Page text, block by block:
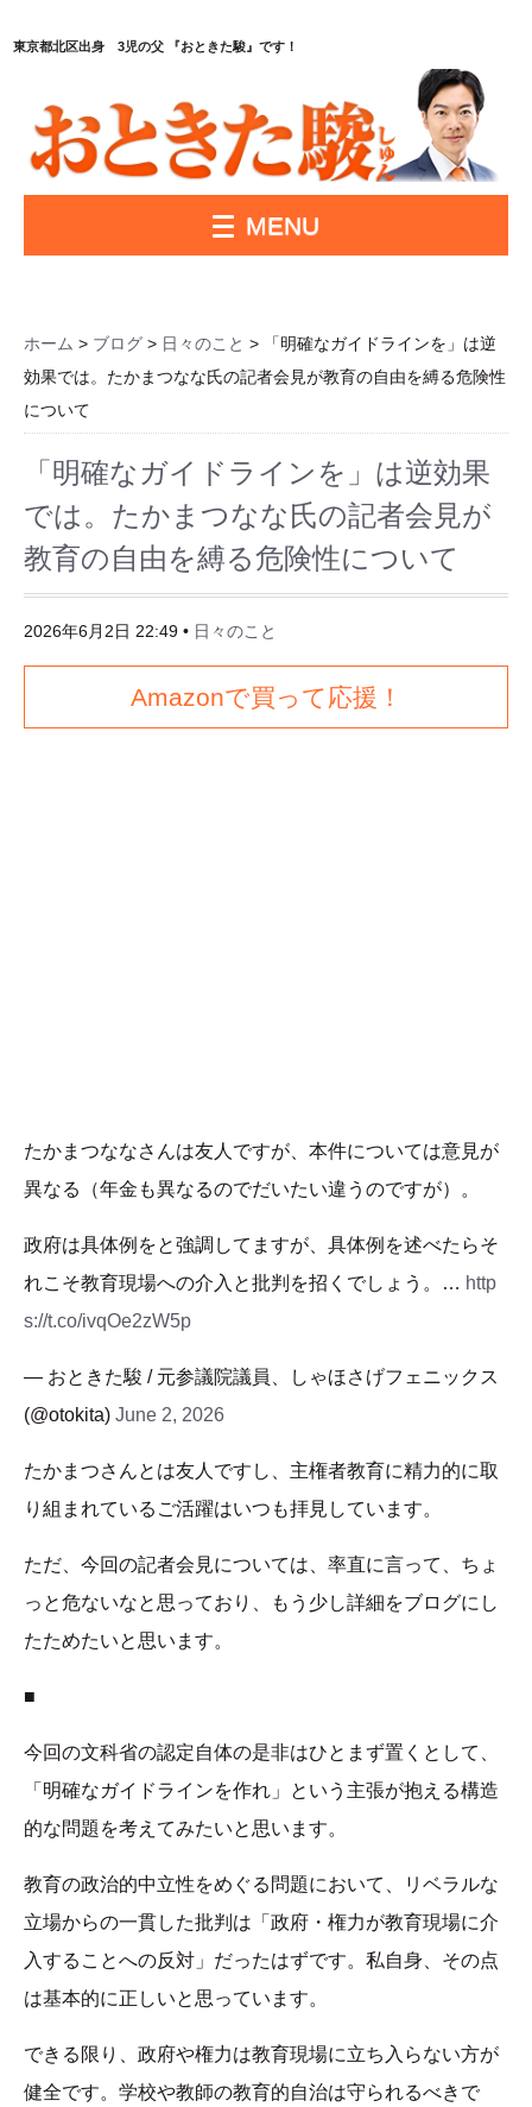
東京都北区出身 3児の父 『おときた駿』です！
MENU
ホーム > ブログ > 日々のこと > 「明確なガイドラインを」は逆
効果では。たかまつなな氏の記者会見が教育の自由を縛る危険性
について
「明確なガイドラインを」は逆効果
では。たかまつなな氏の記者会見が
教育の自由を縛る危険性について
2026年6月2日 22:49 • 日々のこと
Amazonで買って応援！
たかまつななさんは友人ですが、本件については意見が
異なる（年金も異なるのでだいたい違うのですが）。
政府は具体例をと強調してますが、具体例を述べたらそ
れこそ教育現場への介入と批判を招くでしょう。… http
s://t.co/ivqOe2zW5p
— おときた駿 / 元参議院議員、しゃほさげフェニックス
(@otokita) June 2, 2026
たかまつさんとは友人ですし、主権者教育に精力的に取
り組まれているご活躍はいつも拝見しています。
ただ、今回の記者会見については、率直に言って、ちょ
っと危ないなと思っており、もう少し詳細をブログにし
たためたいと思います。
■
今回の文科省の認定自体の是非はひとまず置くとして、
「明確なガイドラインを作れ」という主張が抱える構造
的な問題を考えてみたいと思います。
教育の政治的中立性をめぐる問題において、リベラルな
立場からの一貫した批判は「政府・権力が教育現場に介
入することへの反対」だったはずです。私自身、その点
は基本的に正しいと思っています。
できる限り、政府や権力は教育現場に立ち入らない方が
健全です。学校や教師の教育的自治は守られるべきで